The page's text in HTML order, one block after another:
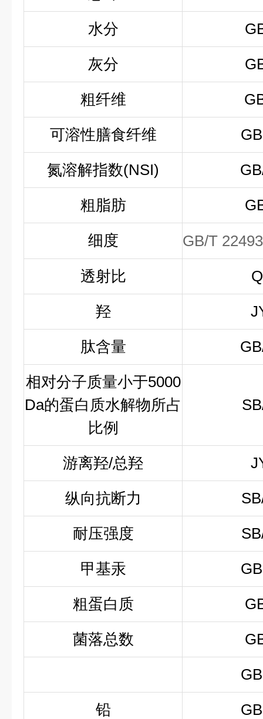
水分
灰分
粗纤维
可溶性膳食纤维
氮溶解指数(NSI)
粗脂肪
细度
GB/T
透射比
羟
肽含量
相对分子质量小于5000
Da的蛋白质水解物所占
比例
游离羟/总羟
纵向抗断力
耐压强度
甲基汞
粗蛋白质
菌落总数
铅